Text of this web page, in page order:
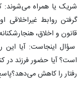
شریک یا همراه می‌شوند:
گرفتن روابط غیراخلاقی
قانون و اخلاق،
سؤال اینجاست: آیا این
است؟ آیا حضور فرزند در
رفتار را کاهش